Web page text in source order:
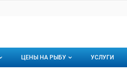
fishretail.ru
fishretail.ru
ЦЕНЫ НА РЫБУ УСЛУГИ